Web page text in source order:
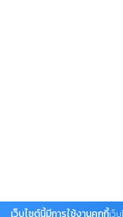
เว็บไซต์นี้มีการใช้งานคุกกี้เว็